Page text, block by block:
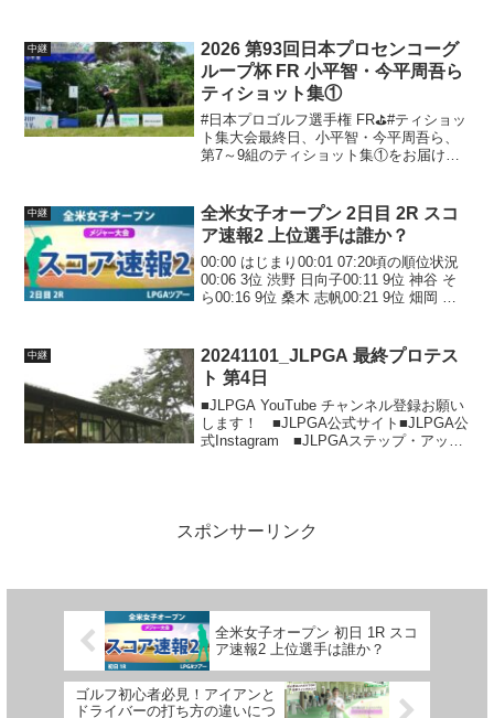
中継
2026 第93回日本プロセンコーグ
ループ杯 FR 小平智・今平周吾ら
ティショット集①
#日本プロゴルフ選手権 FR⛳#ティショッ
ト集大会最終日、小平智・今平周吾ら、
第7～9組のティショット集①をお届け⛳■
とん1番ホール生中継）20...
中継
全米女子オープン 2日目 2R スコ
ア速報2 上位選手は誰か？
00:00 はじまり00:01 07:20頃の順位状況
00:06 3位 渋野 日向子00:11 9位 神谷 そ
ら00:16 9位 桑木 志帆00:21 9位 畑岡 奈
中継
20241101_JLPGA 最終プロテス
ト 第4日
■JLPGA YouTube チャンネル登録お願い
します！ ■JLPGA公式サイト■JLPGA公
式Instagram ■JLPGAステップ・アッ
スポンサーリンク
全米女子オープン 初日 1R スコ
ア速報2 上位選手は誰か？
ゴルフ初心者必見！アイアンと
ドライバーの打ち方の違いにつ